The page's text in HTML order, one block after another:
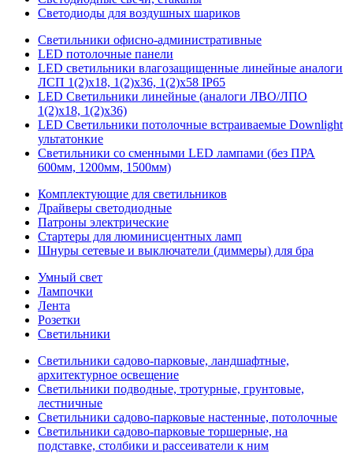
Светодиоды для воздушных шариков
Светильники офисно-административные
LED потолочные панели
LED светильники влагозащищенные линейные аналоги
ЛСП 1(2)х18, 1(2)х36, 1(2)х58 IP65
LED Светильники линейные (аналоги ЛВО/ЛПО
1(2)х18, 1(2)х36)
LED Светильники потолочные встраиваемые Downlight
ультатонкие
Светильники со сменными LED лампами (без ПРА
600мм, 1200мм, 1500мм)
Комплектующие для светильников
Драйверы светодиодные
Патроны электрические
Стартеры для люминисцентных ламп
Шнуры сетевые и выключатели (диммеры) для бра
Умный свет
Лампочки
Лента
Розетки
Светильники
Светильники садово-парковые, ландшафтные,
архитектурное освещение
Светильники подводные, тротурные, грунтовые,
лестничные
Светильники садово-парковые настенные, потолочные
Светильники садово-парковые торшерные, на
подставке, столбики и рассеиватели к ним